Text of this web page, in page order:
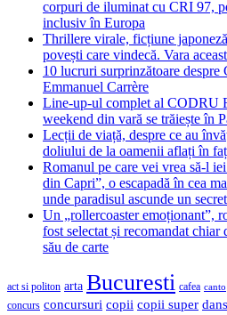
corpuri de iluminat cu CRI 97,
inclusiv în Europa
Thrillere virale, ficțiune
povești care vindecă. Vara
10 lucruri surprinzătoare
Emmanuel Carrère
Line-up-ul complet al CODRU
weekend din vară se trăiește în
Lecții de viață, despre ce au
doliului de la oamenii aflați în
Romanul pe care vei vrea să-l
din Capri”, o escapadă în cea
unde paradisul ascunde un
Un „rollercoaster emoționant”,
fost selectat și recomandat
său de carte
act si politon arta Bucuresti cafea canto
concurs concursuri copii copii super dans